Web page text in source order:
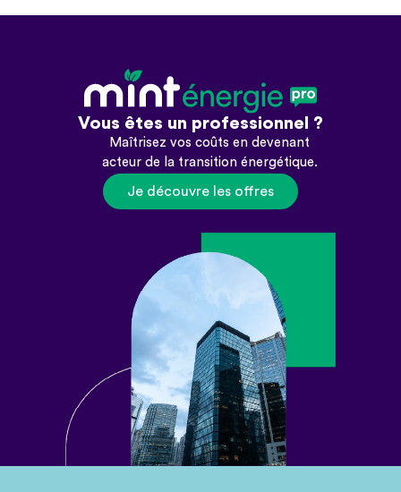
Vous êtes un professionnel ?
Maîtrisez vos coûts en devenant
acteur de la transition énergétique.
Je découvre les offres